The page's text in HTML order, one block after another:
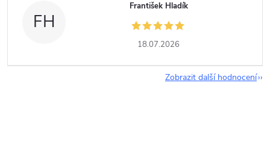
FH
František Hladík
18.07.2026
Zobrazit další hodnocení